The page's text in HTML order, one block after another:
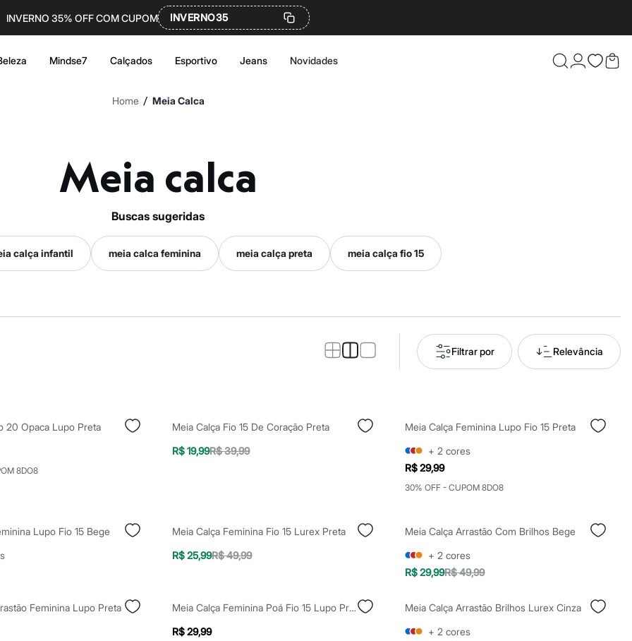
INVERNO 35% OFF COM CUPOM INVERNO35
Mindse7 Calçados Esportivo Jeans Novidades
Confira
Home / Meia Calca
Meia calca
buscas sugeridas
calça infantil meia calca feminina meia calça preta meia calça fio 15
Filtrar por Relevância
20 Opaca Lupo Preta
8DO8
Meia Calça Fio 15 De Coração Preta
R$ 19,99R$ 39,99
Meia Calça Feminina Lupo Fio 15 Preta
+ 2 cores
R$ 29,99
30% OFF - CUPOM 8DO8
Lupo Fio 15 Bege
Meia Calça Feminina Fio 15 Lurex Preta
R$ 25,99R$ 49,99
Meia Calça Arrastão Com Brilhos Bege
+ 2 cores
R$ 29,99R$ 49,99
Feminina Lupo Preta
Meia Calça Feminina Poá Fio 15 Lupo Preta
R$ 29,99
Meia Calça Arrastão Brilhos Lurex Cinza
+ 2 cores